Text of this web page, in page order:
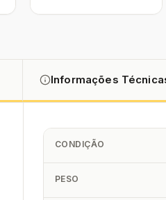
Informações
CONDIÇÃO
PESO